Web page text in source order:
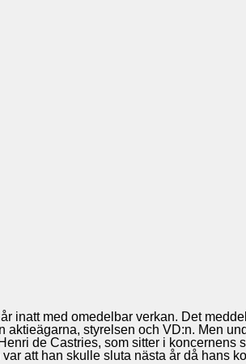
inatt med omedelbar verkan. Det
styrelsen och VD:n. Men
de Castries, som sitter i koncernens
att han skulle sluta nästa år då hans